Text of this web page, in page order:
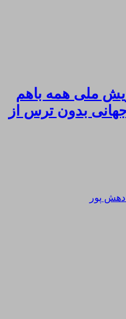
ملی همه باهم
بدون ترس از
دهش پور